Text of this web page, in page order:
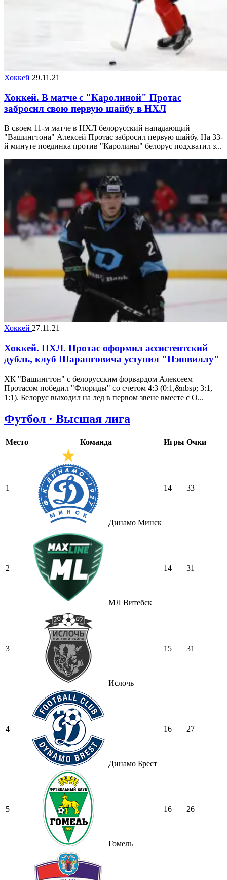
Хоккей 29.11.21
Хоккей. В матче с "Каролиной" Протас
забросил свою первую шайбу в НХЛ
В своем 11-м матче в НХЛ белорусский нападающий
"Вашингтона" Алексей Протас забросил первую шайбу. На 33-
й минуте поединка против "Каролины" белорус подхватил з...
Хоккей 27.11.21
Хоккей. НХЛ. Протас оформил ассистентский
дубль, клуб Шаранговича уступил "Нэшвиллу"
ХК "Вашингтон" с белорусским форвардом Алексеем
Протасом победил "Флориды" со счетом 4:3 (0:1,&nbsp; 3:1,
1:1). Белорус выходил на лед в первом звене вместе с О...
Футбол · Высшая лига
Место Команда Игры Очки
1
Динамо Минск
14 33
2
МЛ Витебск
14 31
3
Ислочь
15 31
4
Динамо Брест
16 27
5
Гомель
16 26